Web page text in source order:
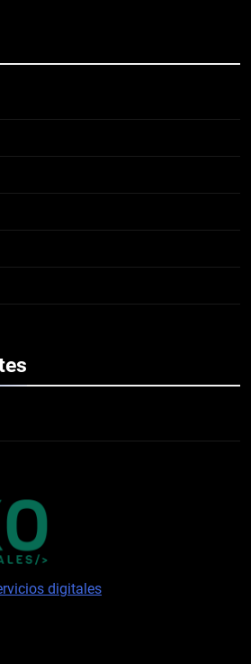
HACÉ EL CANJE
PROFESIONAL
PRÓXIMA JORNADA
FUTSAL
digitales